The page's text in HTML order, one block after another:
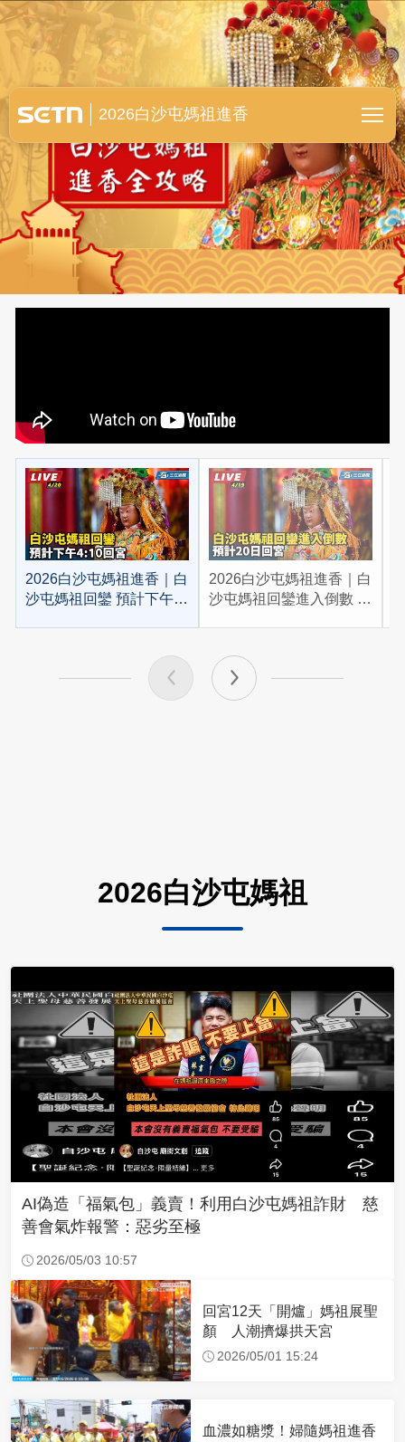
白沙屯媽祖進香全紀錄
2026白沙屯媽祖進香
2026白沙屯媽祖進香｜白
沙屯媽祖回鑾 預計下午
2026白沙屯媽祖進香｜白
沙屯媽祖回鑾進入倒數 預
2026白沙屯媽祖
AI偽造「福氣包」義賣！利用白沙屯媽祖詐財 慈
善會氣炸報警：惡劣至極
2026/05/03 10:57
回宮12天「開爐」媽祖展聖
顏 人潮擠爆拱天宮
2026/05/01 15:24
血濃如糖漿！婦隨媽祖進香